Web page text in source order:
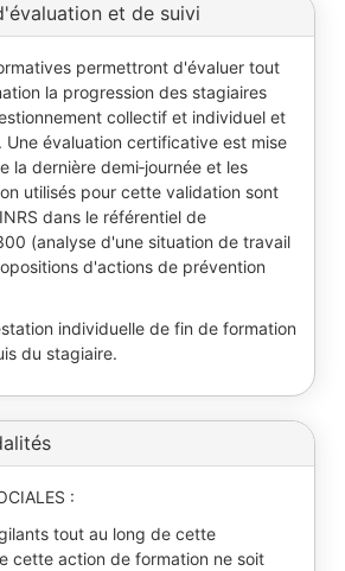
et de suivi
permettront d'évaluer tout
la progression des stagiaires
collectif et individuel et
Une évaluation certificative est mise
la dernière demi­‐journée et les
utilisés pour cette validation sont
dans le référentiel de
(analyse d'une situation de travail
d'actions de prévention
individuelle de fin de formation
du stagiaire.
:
tout au long de cette
cette action de formation ne soit